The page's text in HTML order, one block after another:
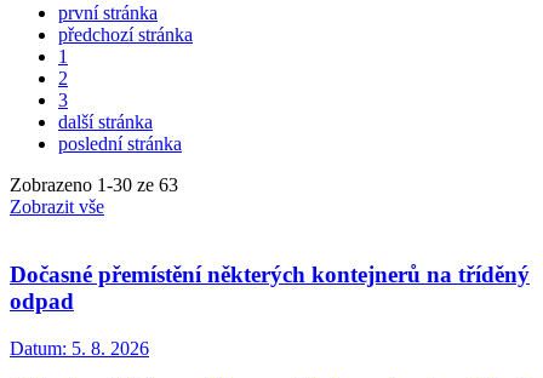
první stránka
předchozí stránka
1
2
3
další stránka
poslední stránka
Zobrazeno 1-30 ze 63
Zobrazit vše
Dočasné přemístění některých kontejnerů na tříděný
odpad
Datum: 5. 8. 2026